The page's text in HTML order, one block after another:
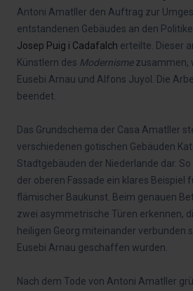
Antoni Amatller den Auftrag zur
entstandenen Gebäudes an den
Josep Puig i Cadafalch erteilte. Dieser
Künstlern des Modernismezusammen,
Eusebi Arnau und Alfons Juyol. Die
beendet.
Das Grundschema der Casa Amatller
verschiedenen gotischen Gebäuden
Stadtgebäuden der Niederlande dar. So
der oberen Fassade ein klares Beispiel
flämischer Baukunst. Beim genauen
zwei asymmetrische Türen erkennen,
heiligen Georg miteinander verbunden
Eusebi Arnau geschaffen wurden.
Nach dem Tode von Antoni Amatller